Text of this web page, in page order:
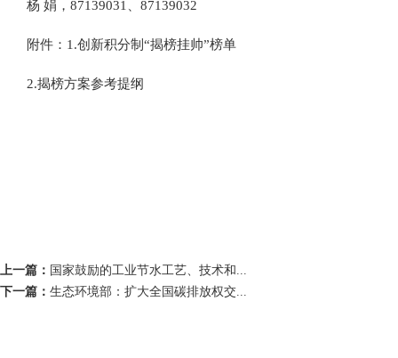
杨 娟，87139031、87139032
附件：1.创新积分制“揭榜挂帅”榜单
2.揭榜方案参考提纲
上一篇： 国家鼓励的工业节水工艺、技术和...
下一篇： 生态环境部：扩大全国碳排放权交...